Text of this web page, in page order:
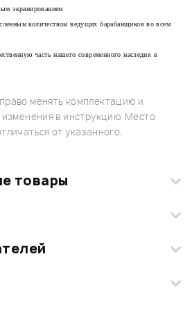
экранированием
количеством ведущих барабанщиков во всем
часть нашего современного наследия в
менять комплектацию и
в инструкцию. Место
от указанного.
товары
купленного товара и получите